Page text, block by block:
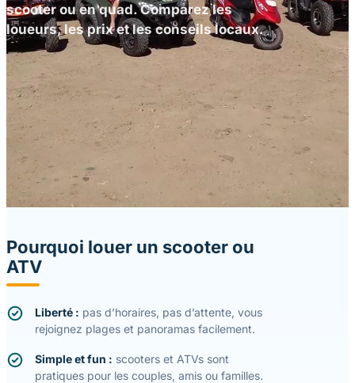
scooter ou en quad. Comparez les
loueurs, les prix et les conseils locaux.
Pourquoi louer un scooter ou
ATV
Liberté : pas d’horaires, pas d’attente, vous
rejoignez plages et panoramas facilement.
Simple et fun : scooters et ATVs sont
pratiques pour les couples, amis ou familles.